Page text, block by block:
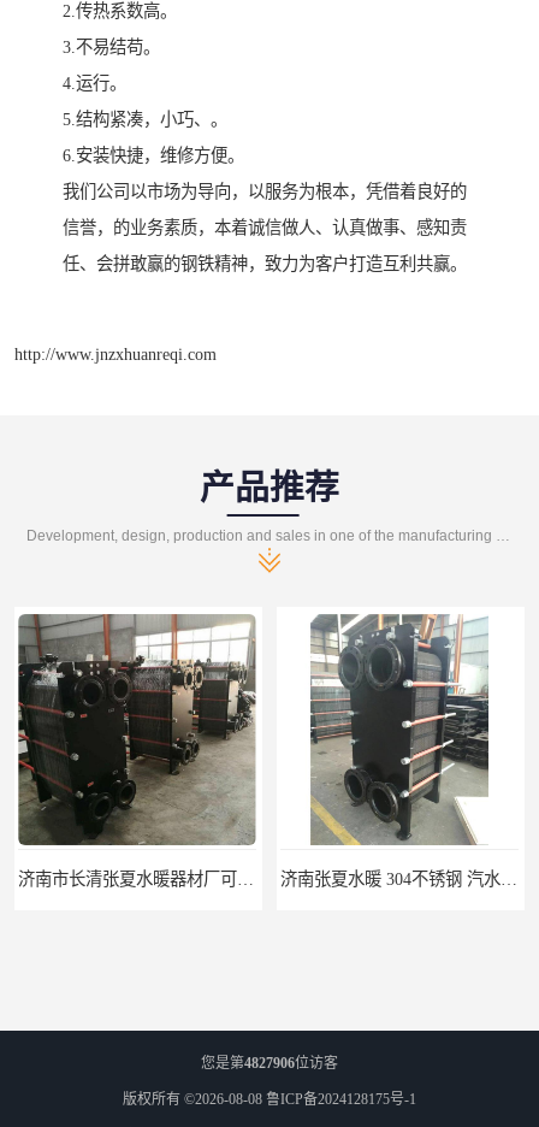
2.传热系数高。
3.不易结苟。
4.运行。
5.结构紧凑，小巧、。
6.安装快捷，维修方便。
我们公司以市场为导向，以服务为根本，凭借着良好的
信誉，的业务素质，本着诚信做人、认真做事、感知责
任、会拼敢赢的钢铁精神，致力为客户打造互利共赢。
http://www.jnzxhuanreqi.com
产品推荐
济南市长清张夏水暖器材厂可拆式BR板式换热器 济南张夏水暖 304不锈钢 汽水BRJ智能板式换热器
您是第4827906位访客
版权所有 ©2026-08-08 鲁ICP备2024128175号-1